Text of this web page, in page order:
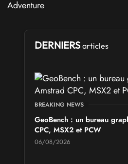
DERNIERS articles
BREAKING NEWS
GeoBench : un bureau
CPC, MSX2 et PCW
06/08/2026